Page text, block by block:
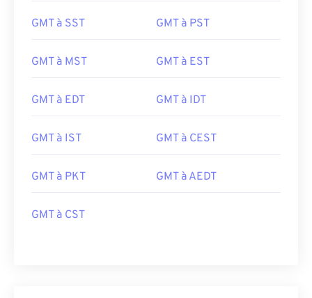
GMT à SST GMT à PST
GMT à MST GMT à EST
GMT à EDT GMT à IDT
GMT à IST GMT à CEST
GMT à PKT GMT à AEDT
GMT à CST